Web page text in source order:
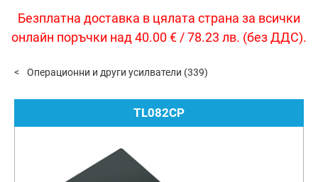
Безплатна доставка в цялата страна за всички
онлайн поръчки над 40.00 € / 78.23 лв. (без ДДС).
Операционни и други усилватели (339)
TL082CP